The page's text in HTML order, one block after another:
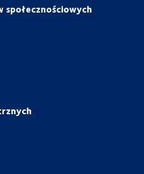
społecznościowych